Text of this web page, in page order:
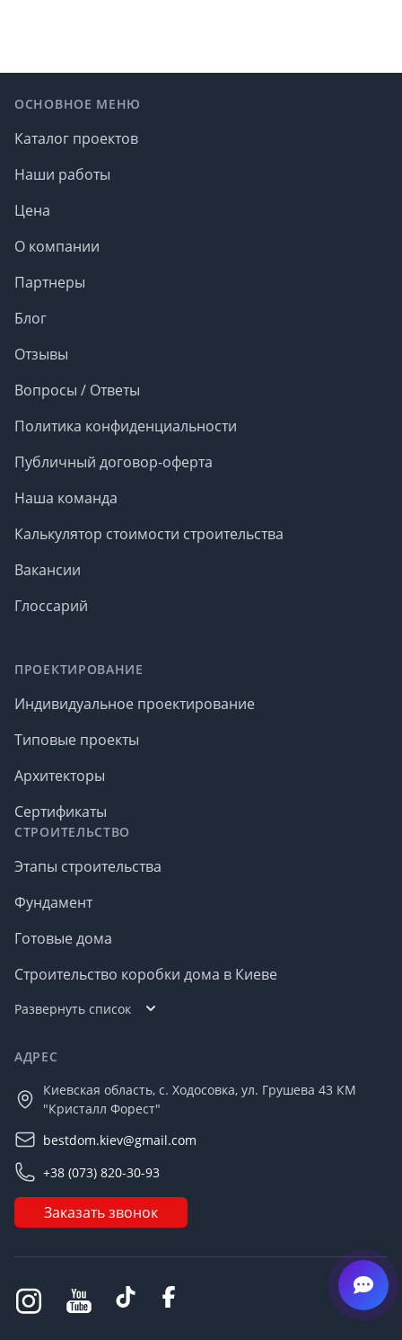
ОСНОВНОЕ МЕНЮ
Каталог проектов
Наши работы
Цена
О компании
Партнеры
Блог
Отзывы
Вопросы / Ответы
Политика конфиденциальности
Публичный договор-оферта
Наша команда
Калькулятор стоимости строительства
Вакансии
Глоссарий
ПРОЕКТИРОВАНИЕ
Индивидуальное проектирование
Типовые проекты
Архитекторы
Сертификаты
СТРОИТЕЛЬСТВО
Этапы строительства
Фундамент
Готовые дома
Строительство коробки дома в Киеве
Развернуть список
АДРЕС
Киевская область, с. Ходосовка, ул. Грушева 43 КМ
"Кристалл Форест"
bestdom.kiev@gmail.com
+38 (073) 820-30-93
Заказать звонок